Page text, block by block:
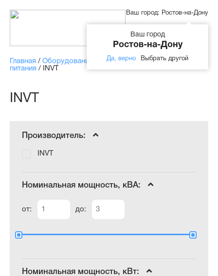
Ваш город: Ростов-на-Дону
Ваш город
Ростов-на-Дону
Да, верно Выбрать другой
Главная / Оборудование
Источники бесперебойного
питания / INVT
INVT
Производитель:
INVT
Номинальная мощность, кВА:
от: до:
Номинальная мощность, кВт: